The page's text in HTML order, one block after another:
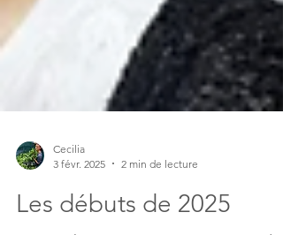
3 févr. 2025
2 min de lecture